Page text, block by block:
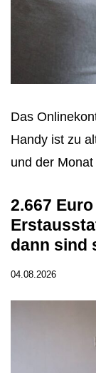
Das
Handy ist zu
und der
2.667
dann sind
04.08.2026